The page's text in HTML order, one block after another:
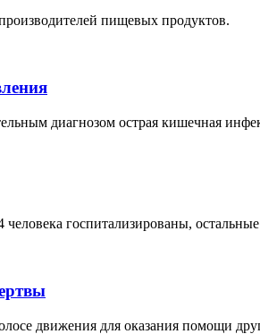
пищевых продуктов.
диагнозом острая кишечная
госпитализированы,
движения для оказания помощи